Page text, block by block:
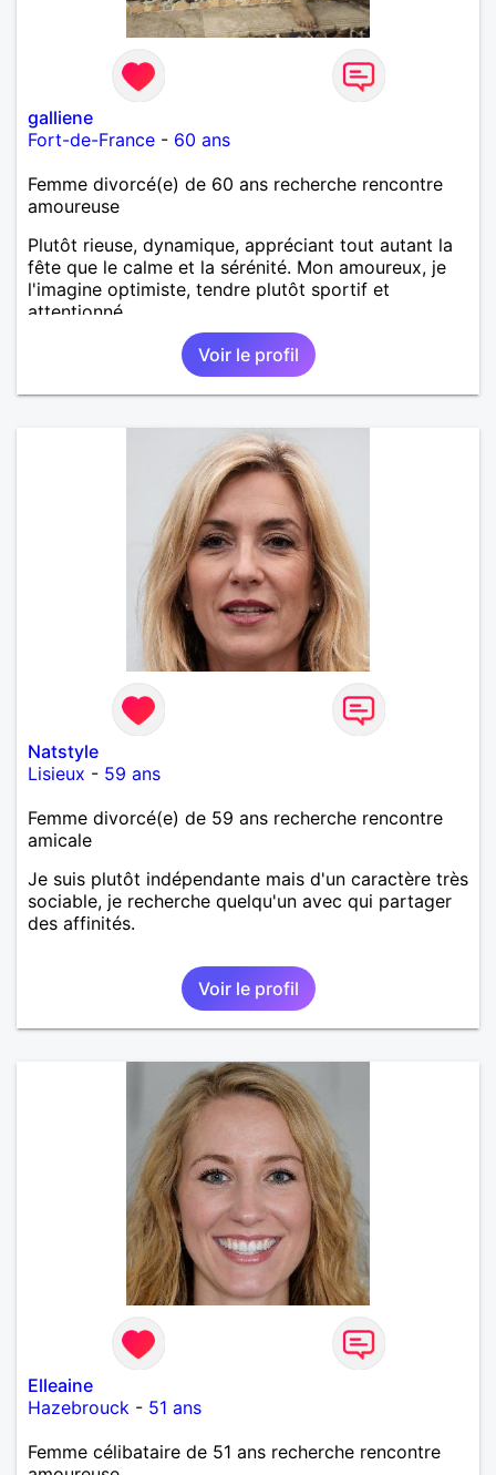
galliene
Fort-de-France - 60 ans
Femme divorcé(e) de 60 ans recherche rencontre
amoureuse
Plutôt rieuse, dynamique, appréciant tout autant la
fête que le calme et la sérénité. Mon amoureux, je
l'imagine optimiste, tendre plutôt sportif et
attentionné.
Voir le profil
Natstyle
Lisieux - 59 ans
Femme divorcé(e) de 59 ans recherche rencontre
amicale
Je suis plutôt indépendante mais d'un caractère très
sociable, je recherche quelqu'un avec qui partager
des affinités.
Voir le profil
Elleaine
Hazebrouck - 51 ans
Femme célibataire de 51 ans recherche rencontre